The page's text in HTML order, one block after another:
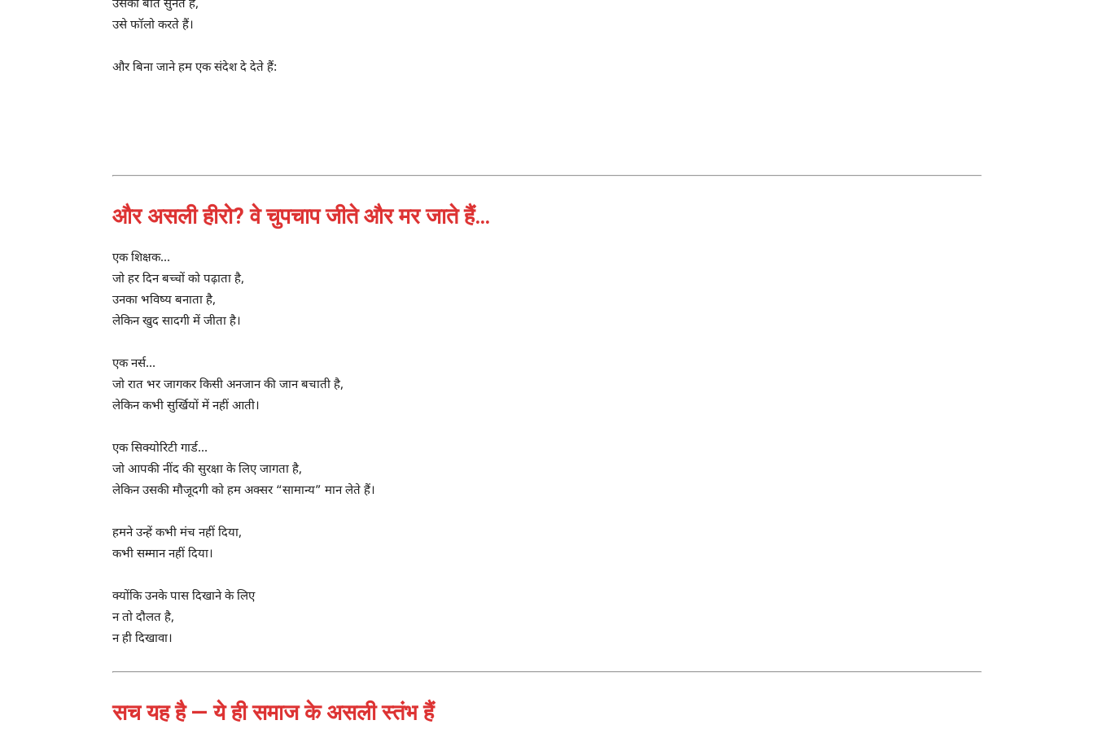
उसकी बातें सुनते हैं,
उसे फॉलो करते हैं।
और बिना जाने हम एक संदेश दे देते हैं:
और असली हीरो? वे चुपचाप जीते और मर जाते हैं…
एक शिक्षक…
जो हर दिन बच्चों को पढ़ाता है,
उनका भविष्य बनाता है,
लेकिन खुद सादगी में जीता है।
एक नर्स…
जो रात भर जागकर किसी अनजान की जान बचाती है,
लेकिन कभी सुर्खियों में नहीं आती।
एक सिक्योरिटी गार्ड…
जो आपकी नींद की सुरक्षा के लिए जागता है,
लेकिन उसकी मौजूदगी को हम अक्सर “सामान्य” मान लेते हैं।
हमने उन्हें कभी मंच नहीं दिया,
कभी सम्मान नहीं दिया।
क्योंकि उनके पास दिखाने के लिए
न तो दौलत है,
न ही दिखावा।
सच यह है — ये ही समाज के असली स्तंभ हैं